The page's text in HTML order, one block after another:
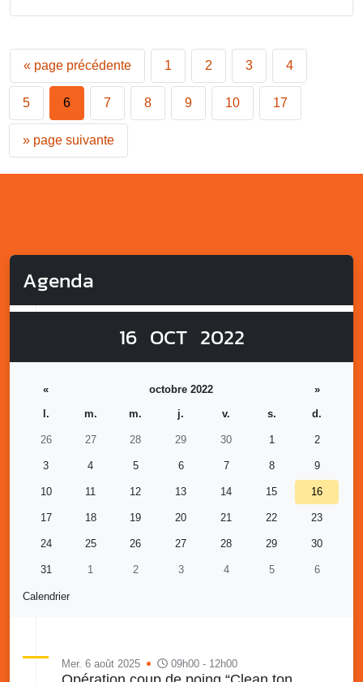
« page précédente 1 2 3 4
5 6 7 8 9 10 17
» page suivante
Agenda
16 OCT 2022
Calendrier
« octobre 2022
»
l.
m. m. j. v. s. d.
26 27 28 29 30 1 2
3 4 5 6 7 8 9
10 11 12 13 14 15 16
17 18 19 20 21 22 23
24 25 26 27 28 29 30
31 1 2 3 4 5 6
Mer. 6 août 2025 09h00 - 12h00